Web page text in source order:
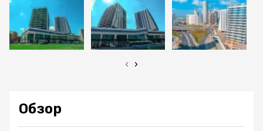
‹ ›
Обзор